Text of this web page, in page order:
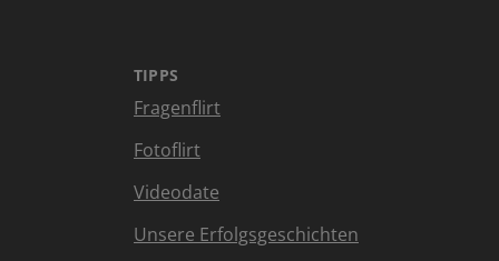
TIPPS
Fragenflirt
Fotoflirt
Videodate
Unsere Erfolgsgeschichten